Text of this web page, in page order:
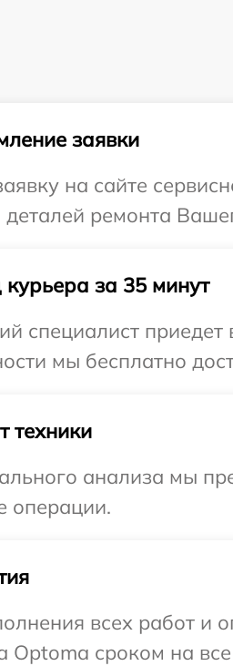
заявки
на сайте
деталей ремонта
за 35 минут
специалист
мы бесплатно
техники
анализа мы
операции.
всех работ и
Optoma сроком на